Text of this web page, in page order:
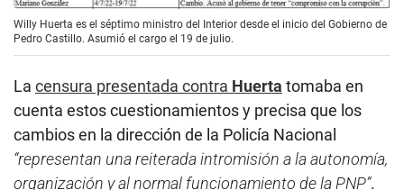
Willy Huerta es el séptimo ministro del Interior desde el inicio del Gobierno de
Pedro Castillo. Asumió el cargo el 19 de julio.
La censura presentada contra Huerta tomaba en
cuenta estos cuestionamientos y precisa que los
cambios en la dirección de la Policía Nacional
“representan una reiterada intromisión a la autonomía,
organización y al normal funcionamiento de la PNP”.